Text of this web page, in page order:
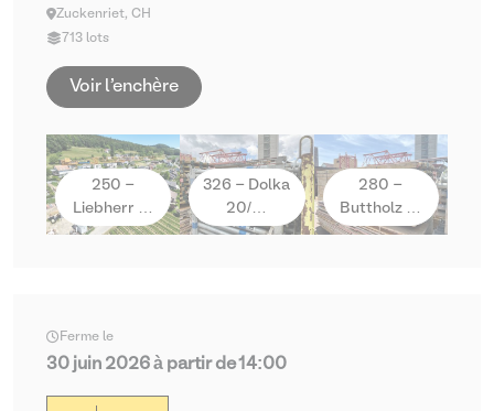
Zuckenriet, CH
713 lots
Voir l'enchère
250 -
Liebherr …
326 - Dolka
20/…
280 -
Buttholz …
Ferme le
30 juin 2026 à partir de 14:00